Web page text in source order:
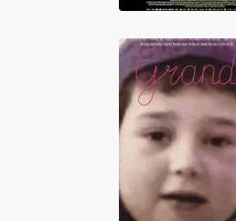
Grandir